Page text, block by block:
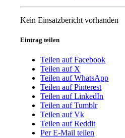
Kein Einsatzbericht vorhanden
Eintrag teilen
Teilen auf Facebook
Teilen auf X
Teilen auf WhatsApp
Teilen auf Pinterest
Teilen auf LinkedIn
Teilen auf Tumblr
Teilen auf Vk
Teilen auf Reddit
Per E-Mail teilen